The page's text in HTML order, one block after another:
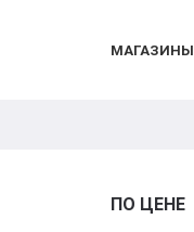
МАГАЗИНЫ
ПО ЦЕНЕ